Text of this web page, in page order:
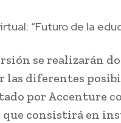
“Futuro de la
se realizarán
las diferentes
por Accenture
que consistirá en